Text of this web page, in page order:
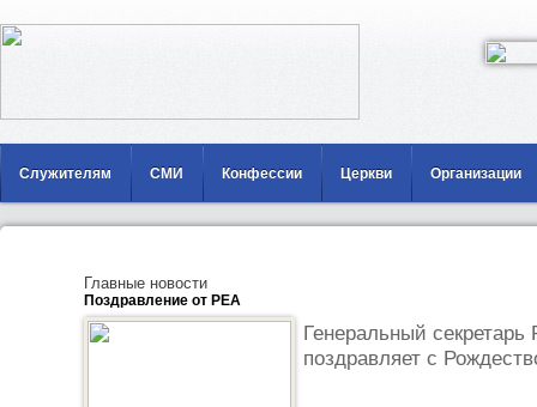
Служителям СМИ Конфессии Церкви Организации
Главные новости
Поздравление от РЕА
Генеральный
поздравляет с